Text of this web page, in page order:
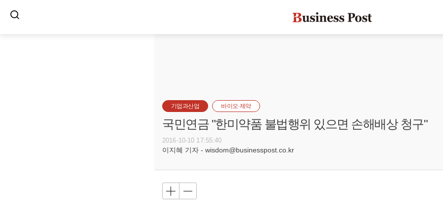
기업과산업 바이오·제약
국민연금 "한미약품 불법행위 있으면 손해배상 청구"
2016-10-10 17:55:40
이지혜 기자 - wisdom@businesspost.co.kr